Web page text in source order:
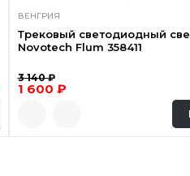
ВЕНГРИЯ
Трековый светодиодный
Novotech Flum 358411
3 140 ₽
1 600 ₽